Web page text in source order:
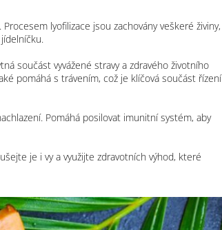
lyofilizace jsou zachovány veškeré živiny,
součást vyvážené stravy a zdravého životního
pomáhá s trávením, což je klíčová součást řízení
Pomáhá posilovat imunitní systém, aby
je i vy a využijte zdravotních výhod, které